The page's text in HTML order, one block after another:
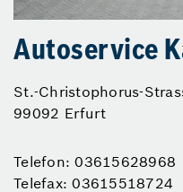
Autoservice
St.-Christophorus-
99092 Erfurt
Telefon: 03615628968
Telefax: 03615518724